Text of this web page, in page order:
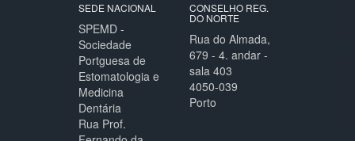
SEDE NACIONAL
SPEMD -
Sociedade
Portguesa de
Estomatologia e
Medicina
Dentária
Rua Prof.
CONSELHO REG.
DO NORTE
Rua do Almada,
679 - 4. andar -
sala 403
4050-039
Porto